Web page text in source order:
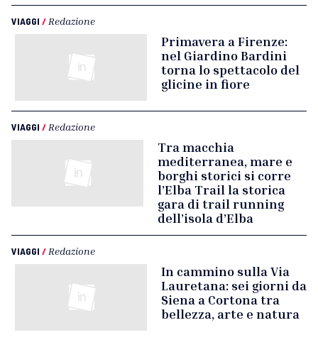
VIAGGI / Redazione
Primavera a Firenze:
nel Giardino Bardini
torna lo spettacolo del
glicine in fiore
VIAGGI / Redazione
Tra macchia
mediterranea, mare e
borghi storici si corre
l’Elba Trail la storica
gara di trail running
dell’isola d’Elba
VIAGGI / Redazione
In cammino sulla Via
Lauretana: sei giorni da
Siena a Cortona tra
bellezza, arte e natura